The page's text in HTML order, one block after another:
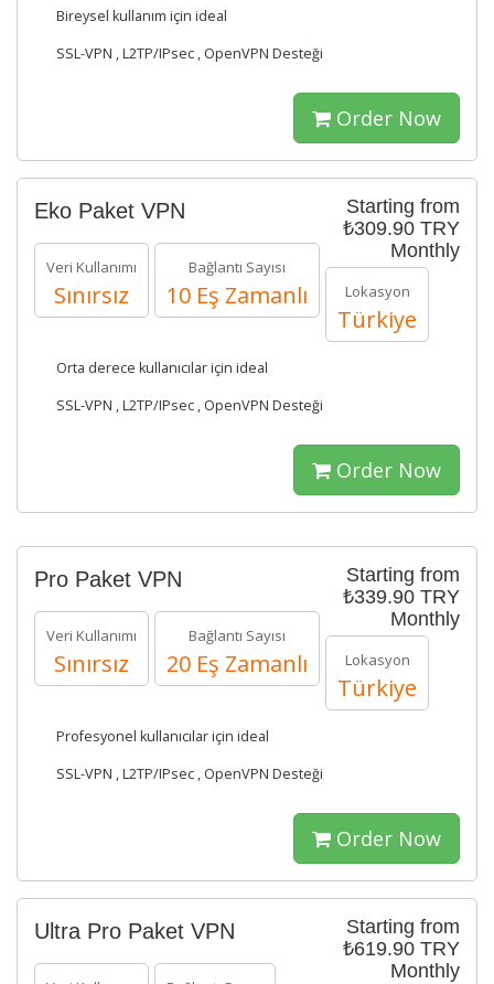
Bireysel kullanım için ideal
SSL-VPN , L2TP/IPsec , OpenVPN Desteği
Order Now
Starting from
₺309.90 TRY
Monthly
Eko Paket VPN
Veri Kullanımı
Sınırsız
Bağlantı Sayısı
10 Eş Zamanlı Lokasyon
Türkiye
Orta derece kullanıcılar için ideal
SSL-VPN , L2TP/IPsec , OpenVPN Desteği
Order Now
Starting from
₺339.90 TRY
Monthly
Pro Paket VPN
Veri Kullanımı
Sınırsız
Bağlantı Sayısı
20 Eş Zamanlı Lokasyon
Türkiye
Profesyonel kullanıcılar için ideal
SSL-VPN , L2TP/IPsec , OpenVPN Desteği
Order Now
Starting from
₺619.90 TRY
Monthly
Ultra Pro Paket VPN